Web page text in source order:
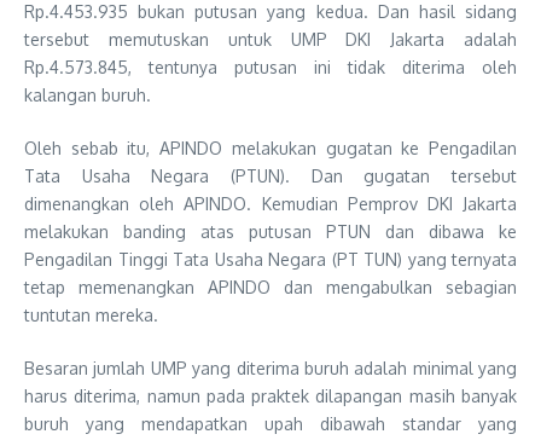
Rp.4.453.935 bukan putusan yang kedua. Dan hasil sidang
tersebut memutuskan untuk UMP DKI Jakarta adalah
Rp.4.573.845, tentunya putusan ini tidak diterima oleh
kalangan buruh.
Oleh sebab itu, APINDO melakukan gugatan ke Pengadilan
Tata Usaha Negara (PTUN). Dan gugatan tersebut
dimenangkan oleh APINDO. Kemudian Pemprov DKI Jakarta
melakukan banding atas putusan PTUN dan dibawa ke
Pengadilan Tinggi Tata Usaha Negara (PT TUN) yang ternyata
tetap memenangkan APINDO dan mengabulkan sebagian
tuntutan mereka.
Besaran jumlah UMP yang diterima buruh adalah minimal yang
harus diterima, namun pada praktek dilapangan masih banyak
buruh yang mendapatkan upah dibawah standar yang